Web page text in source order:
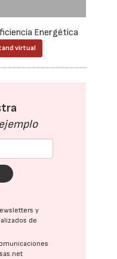
Energética
virtual
y
de